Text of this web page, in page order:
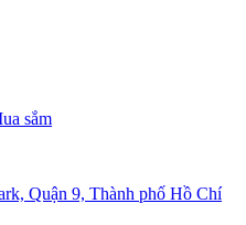
sắm
Quận 9, Thành phố Hồ Chí